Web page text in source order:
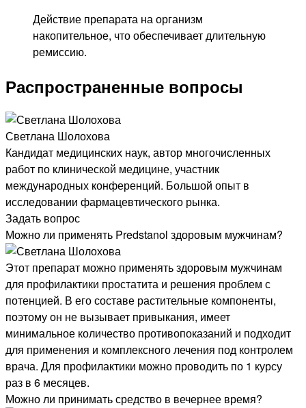
Действие препарата на организм
накопительное, что обеспечивает длительную
ремиссию.
Распространенные вопросы
Светлана Шолохова
Кандидат медицинских наук, автор многочисленных
работ по клинической медицине, участник
международных конференций. Большой опыт в
исследовании фармацевтического рынка.
Задать вопрос
Можно ли применять Predstanol здоровым мужчинам?
Этот препарат можно применять здоровым мужчинам
для профилактики простатита и решения проблем с
потенцией. В его составе растительные компоненты,
поэтому он не вызывает привыкания, имеет
минимальное количество противопоказаний и подходит
для применения и комплексного лечения под контролем
врача. Для профилактики можно проводить по 1 курсу
раз в 6 месяцев.
Можно ли принимать средство в вечернее время?